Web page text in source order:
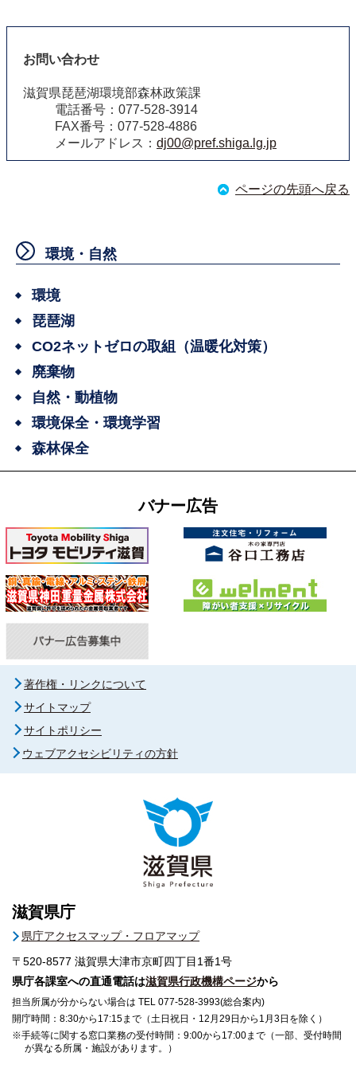
お問い合わせ
滋賀県琵琶湖環境部森林政策課
電話番号：077-528-3914
FAX番号：077-528-4886
メールアドレス： dj00@pref.shiga.lg.jp
ページの先頭へ戻る
環境・自然
環境
琵琶湖
CO2ネットゼロの取組（温暖化対策）
廃棄物
自然・動植物
環境保全・環境学習
森林保全
バナー広告
著作権・リンクについて
サイトマップ
サイトポリシー
ウェブアクセシビリティの方針
滋賀県庁
県庁アクセスマップ・フロアマップ
〒520-8577 滋賀県大津市京町四丁目1番1号
県庁各課室への直通電話は滋賀県行政機構ページから
担当所属が分からない場合は TEL 077-528-3993(総合案内)
開庁時間：8:30から17:15まで（土日祝日・12月29日から1月3日を除く）
※手続等に関する窓口業務の受付時間：9:00から17:00まで（一部、受付時間
が異なる所属・施設があります。）